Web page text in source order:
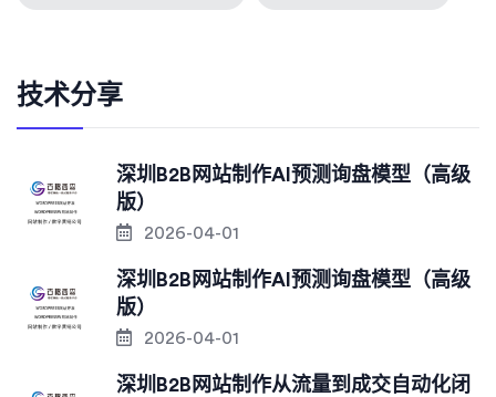
技术分享
深圳B2B网站制作AI预测询盘模型（高级
版）
2026-04-01
深圳B2B网站制作AI预测询盘模型（高级
版）
2026-04-01
深圳B2B网站制作从流量到成交自动化闭